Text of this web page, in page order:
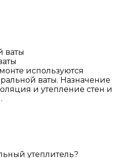
используются
ваты. Назначение
и утепление стен и